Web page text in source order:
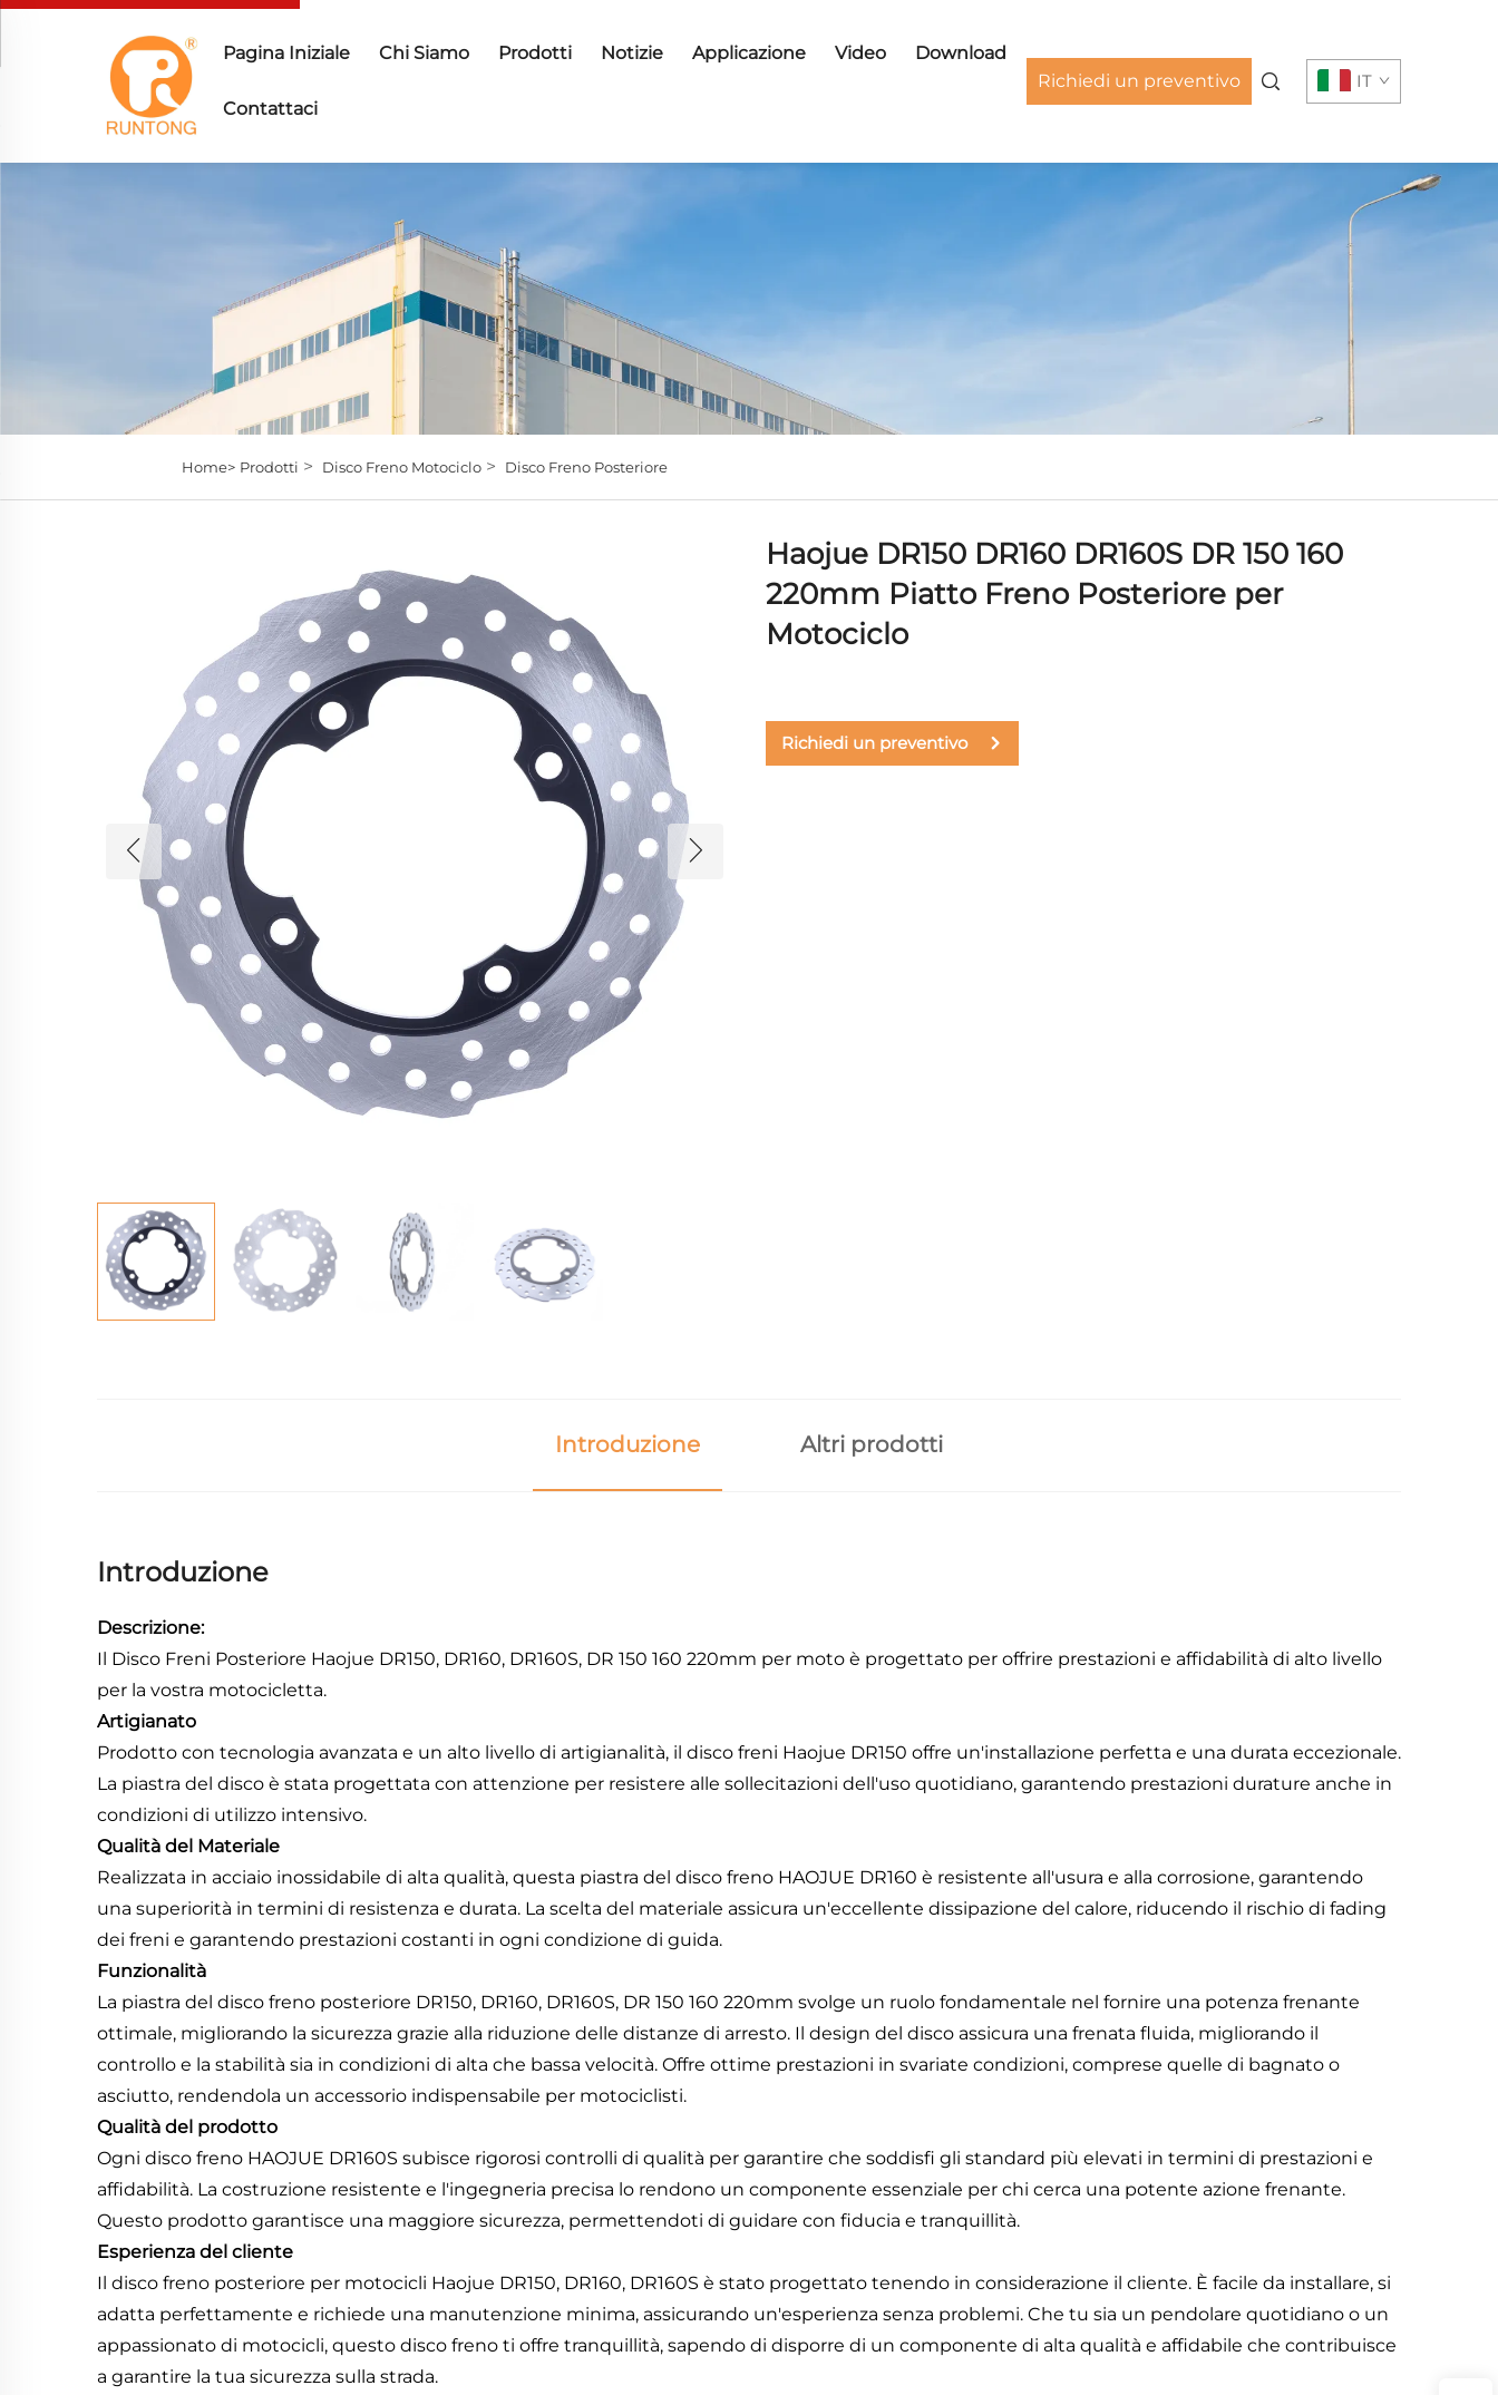
Pagina Iniziale Chi Siamo Prodotti Notizie Applicazione Video Download
Contattaci
Richiedi un preventivo IT
Home> Prodotti > Disco Freno Motociclo> Disco Freno Posteriore
Haojue DR150 DR160 DR160S DR 150 160
220mm Piatto Freno Posteriore per
Motociclo
Richiedi un preventivo
Introduzione Altri prodotti
Introduzione
Descrizione:
Il Disco Freni Posteriore Haojue DR150, DR160, DR160S, DR 150 160 220mm per moto è progettato per offrire prestazioni e affidabilità di alto livello
per la vostra motocicletta.
Artigianato
Prodotto con tecnologia avanzata e un alto livello di artigianalità, il disco freni Haojue DR150 offre un'installazione perfetta e una durata eccezionale.
La piastra del disco è stata progettata con attenzione per resistere alle sollecitazioni dell'uso quotidiano, garantendo prestazioni durature anche in
condizioni di utilizzo intensivo.
Qualità del Materiale
Realizzata in acciaio inossidabile di alta qualità, questa piastra del disco freno HAOJUE DR160 è resistente all'usura e alla corrosione, garantendo
una superiorità in termini di resistenza e durata. La scelta del materiale assicura un'eccellente dissipazione del calore, riducendo il rischio di fading
dei freni e garantendo prestazioni costanti in ogni condizione di guida.
Funzionalità
La piastra del disco freno posteriore DR150, DR160, DR160S, DR 150 160 220mm svolge un ruolo fondamentale nel fornire una potenza frenante
ottimale, migliorando la sicurezza grazie alla riduzione delle distanze di arresto. Il design del disco assicura una frenata fluida, migliorando il
controllo e la stabilità sia in condizioni di alta che bassa velocità. Offre ottime prestazioni in svariate condizioni, comprese quelle di bagnato o
asciutto, rendendola un accessorio indispensabile per motociclisti.
Qualità del prodotto
Ogni disco freno HAOJUE DR160S subisce rigorosi controlli di qualità per garantire che soddisfi gli standard più elevati in termini di prestazioni e
affidabilità. La costruzione resistente e l'ingegneria precisa lo rendono un componente essenziale per chi cerca una potente azione frenante.
Questo prodotto garantisce una maggiore sicurezza, permettendoti di guidare con fiducia e tranquillità.
Esperienza del cliente
Il disco freno posteriore per motocicli Haojue DR150, DR160, DR160S è stato progettato tenendo in considerazione il cliente. È facile da installare, si
adatta perfettamente e richiede una manutenzione minima, assicurando un'esperienza senza problemi. Che tu sia un pendolare quotidiano o un
appassionato di motocicli, questo disco freno ti offre tranquillità, sapendo di disporre di un componente di alta qualità e affidabile che contribuisce
a garantire la tua sicurezza sulla strada.